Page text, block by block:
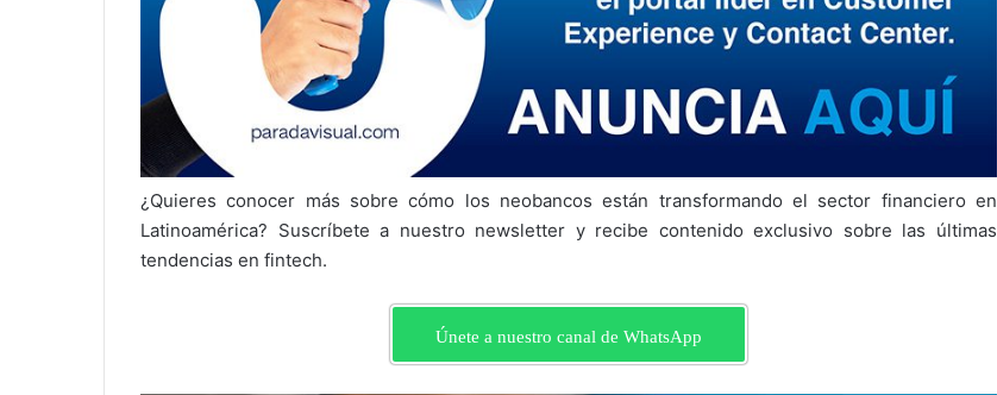
¿Quieres conocer más sobre cómo los neobancos están transformando el sector financiero en
Latinoamérica? Suscríbete a nuestro newsletter y recibe contenido exclusivo sobre las últimas
tendencias en fintech.
Únete a nuestro canal de WhatsApp